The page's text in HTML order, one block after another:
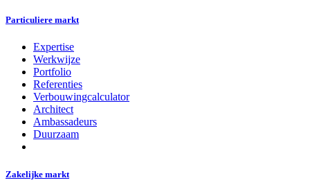
Particuliere markt
Expertise
Werkwijze
Portfolio
Referenties
Verbouwingcalculator
Architect
Ambassadeurs
Duurzaam
Zakelijke markt